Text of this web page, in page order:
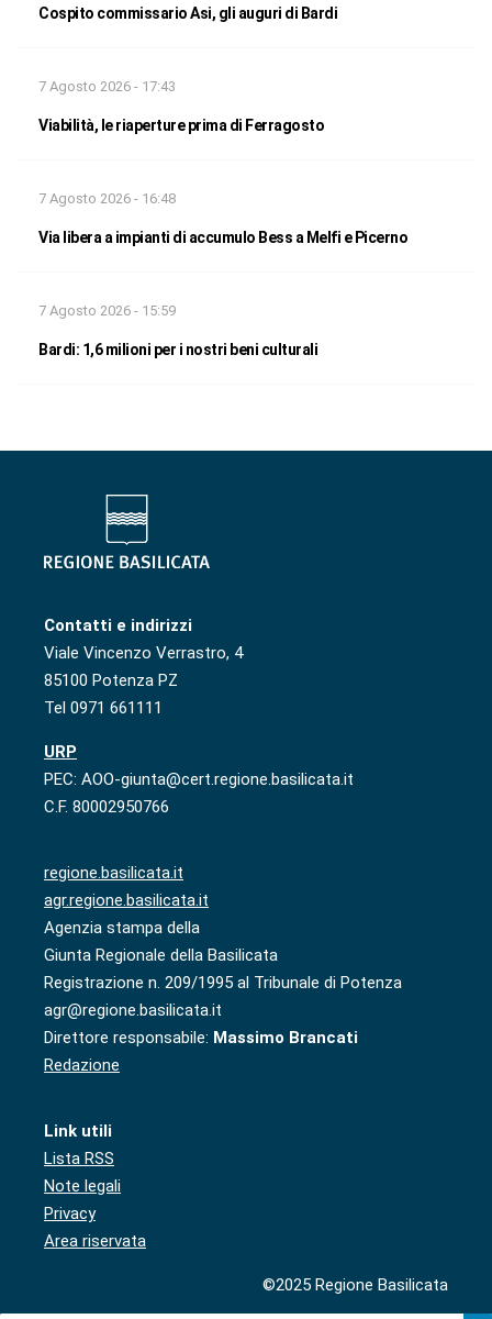
Cospito commissario Asi, gli auguri di Bardi
7 Agosto 2026 - 17:43
Viabilità, le riaperture prima di Ferragosto
7 Agosto 2026 - 16:48
Via libera a impianti di accumulo Bess a Melfi e Picerno
7 Agosto 2026 - 15:59
Bardi: 1,6 milioni per i nostri beni culturali
Contatti e indirizzi
Viale Vincenzo Verrastro, 4
85100 Potenza PZ
Tel 0971 661111
URP
PEC: AOO-giunta@cert.regione.basilicata.it
C.F. 80002950766
regione.basilicata.it
agr.regione.basilicata.it
Agenzia stampa della
Giunta Regionale della Basilicata
Registrazione n. 209/1995 al Tribunale di Potenza
agr@regione.basilicata.it
Direttore responsabile: Massimo Brancati
Redazione
Link utili
Lista RSS
Note legali
Privacy
Area riservata
©2025 Regione Basilicata